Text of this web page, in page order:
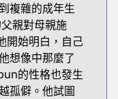
複雜的成年生
親對母親施
開始明白，自己
想像中那麼了
的性格也發生
孤僻。他試圖